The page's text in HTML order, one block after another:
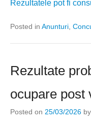
Rezultatele pot fi
Posted in Anunturi
Rezultate
ocupare post
Posted on 25/03/2026 by